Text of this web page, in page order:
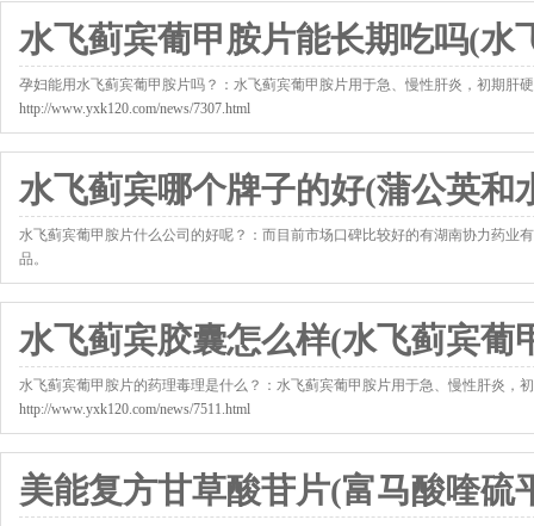
水飞蓟宾葡甲胺片能长期吃吗(水
孕妇能用水飞蓟宾葡甲胺片吗？：水飞蓟宾葡甲胺片用于急、慢性肝炎，初期
http://www.yxk120.com/news/7307.html
水飞蓟宾哪个牌子的好(蒲公英和
水飞蓟宾葡甲胺片什么公司的好呢？：而目前市场口碑比较好的有湖南协力药
品。
http://www.yxk120.com/news/7458.html
水飞蓟宾胶囊怎么样(水飞蓟宾葡
水飞蓟宾葡甲胺片的药理毒理是什么？：水飞蓟宾葡甲胺片用于急、慢性肝炎
http://www.yxk120.com/news/7511.html
美能复方甘草酸苷片(富马酸喹硫